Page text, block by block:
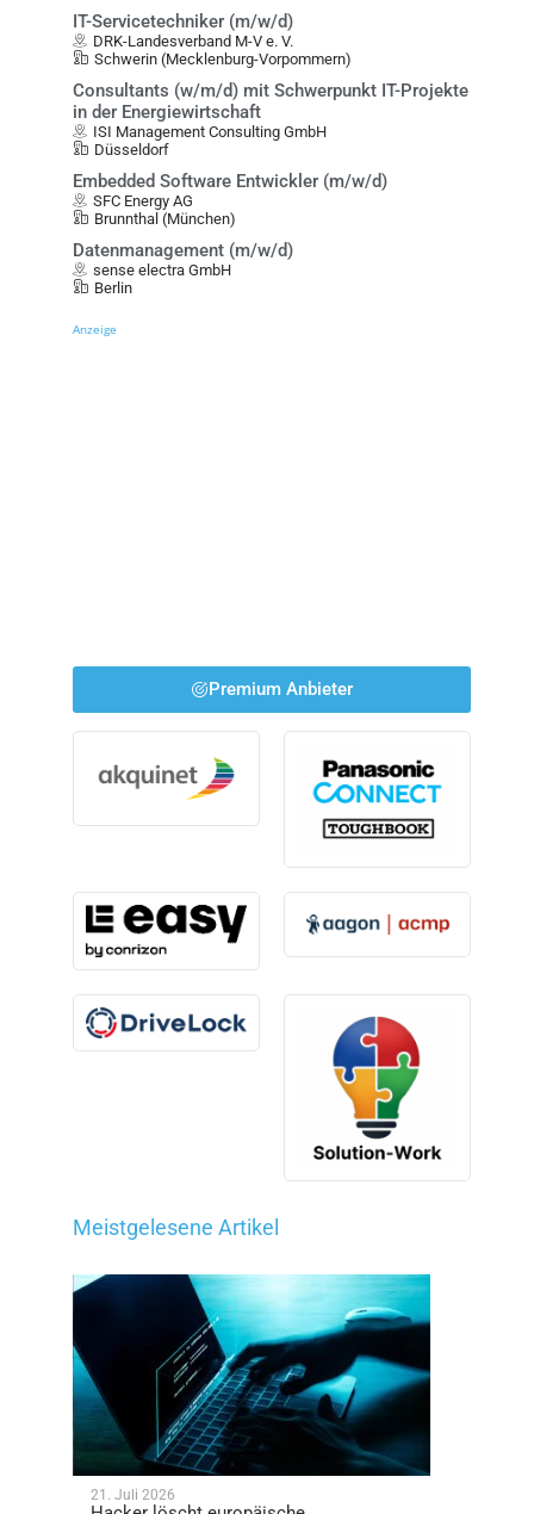
IT-Servicetechniker (m/w/d)
DRK-Landesverband M-V e. V.
Schwerin (Mecklenburg-Vorpommern)
Consultants (w/m/d) mit Schwerpunkt IT-Projekte
in der Energiewirtschaft
ISI Management Consulting GmbH
Düsseldorf
Embedded Software Entwickler (m/w/d)
SFC Energy AG
Brunnthal (München)
Datenmanagement (m/w/d)
sense electra GmbH
Berlin
Anzeige
Premium Anbieter
Meistgelesene Artikel
21. Juli 2026